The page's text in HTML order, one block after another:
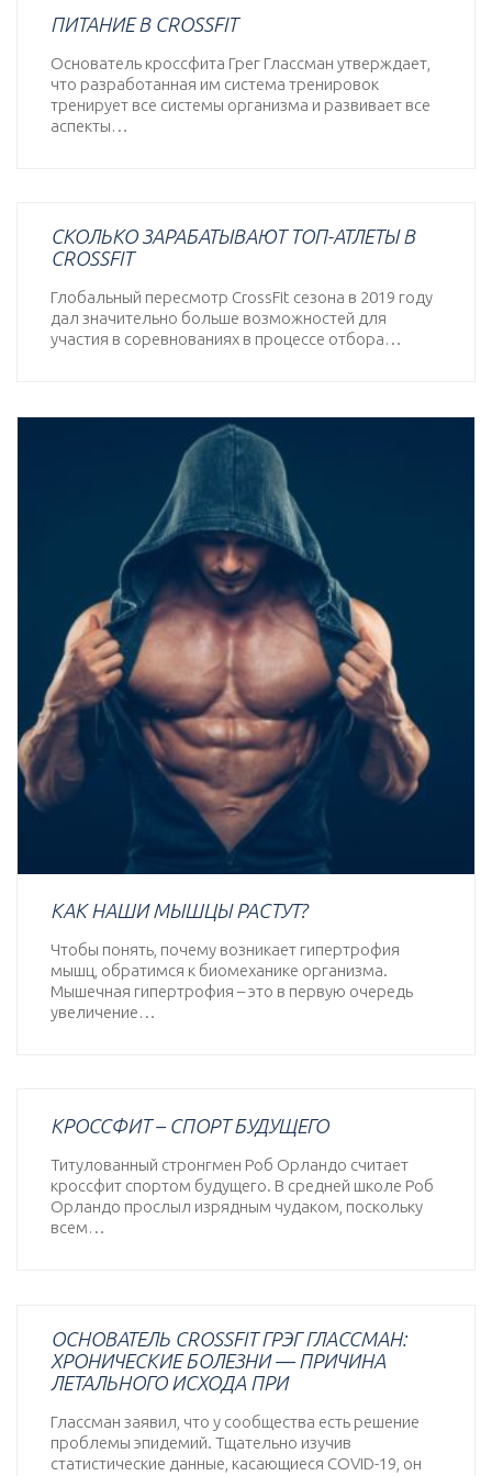
ПИТАНИЕ В CROSSFIT
Основатель кроссфита Грег Глассман утверждает,
что разработанная им система тренировок
тренирует все системы организма и развивает все
аспекты…
СКОЛЬКО ЗАРАБАТЫВАЮТ ТОП-АТЛЕТЫ В
CROSSFIT
Глобальный пересмотр CrossFit сезона в 2019 году
дал значительно больше возможностей для
участия в соревнованиях в процессе отбора…
КАК НАШИ МЫШЦЫ РАСТУТ?
Чтобы понять, почему возникает гипертрофия
мышц, обратимся к биомеханике организма.
Мышечная гипертрофия – это в первую очередь
увеличение…
КРОССФИТ – СПОРТ БУДУЩЕГО
Титулованный стронгмен Роб Орландо считает
кроссфит спортом будущего. В средней школе Роб
Орландо прослыл изрядным чудаком, поскольку
всем…
ОСНОВАТЕЛЬ CROSSFIT ГРЭГ ГЛАССМАН:
ХРОНИЧЕСКИЕ БОЛЕЗНИ — ПРИЧИНА
ЛЕТАЛЬНОГО ИСХОДА ПРИ
Глассман заявил, что у сообщества есть решение
проблемы эпидемий. Тщательно изучив
статистические данные, касающиеся COVID-19, он